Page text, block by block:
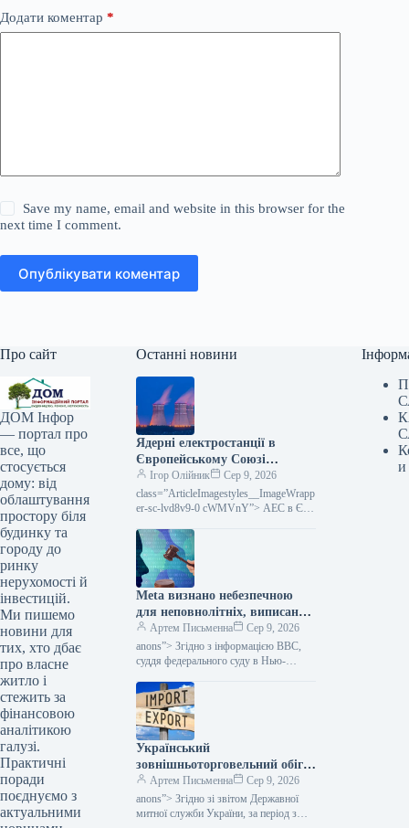
Додати коментар *
Save my name, email and website in this browser for the
next time I comment.
Опублікувати коментар
Про сайт
ДОМ Інфор
— портал про
все, що
стосується
дому: від
облаштування
простору біля
будинку та
городу до
ринку
нерухомості й
інвестицій.
Ми пишемо
новини для
тих, хто дбає
про власне
житло і
стежить за
фінансовою
аналітикою
галузі.
Практичні
поради
поєднуємо з
актуальними
Останні новини
Ядерні електростанції в
Європейському Союзі
припиняють роботу через
низький рівень води в річках
(експертна оцінка)
Ігор Олійник
Сер 9, 2026
class=”ArticleImagestyles__ImageWrapp
er-sc-lvd8v9-0 cWMVnY”> АЕС в ЄС
(думка експерта)У зв’язку з
екстремальною спекою в Європі
Meta визнано небезпечною
для неповнолітніх, виписано
штраф у розмірі 567
мільйонів доларів та
накладено суворі
Міністерство фінансів.
Артем Письменна
Сер 9, 2026
anons”> Згідно з інформацією BBC,
суддя федерального суду в Нью-
зобов’язавши компанію виплатити 567
мільйонів доларів…
Український
зовнішньоторговельний обіг
за сім місяців досяг 82
мільярдів доларів:
асортимент імпорту та
Артем Письменна
Сер 9, 2026
anons”> Згідно зі звітом Державної
митної служби України, за період з
и